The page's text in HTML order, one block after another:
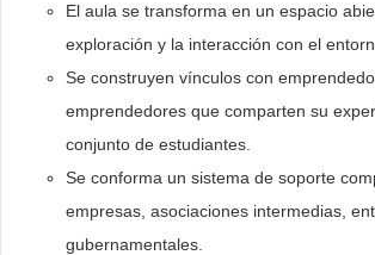
El aula se transforma en un espacio
exploración y la interacción con el
Se construyen vínculos con
emprendedores que comparten su
conjunto de estudiantes.
Se conforma un sistema de soporte
empresas, asociaciones intermedias,
gubernamentales.